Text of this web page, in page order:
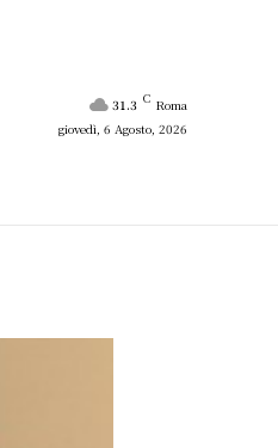
31.3 C Roma
giovedì, 6 Agosto, 2026